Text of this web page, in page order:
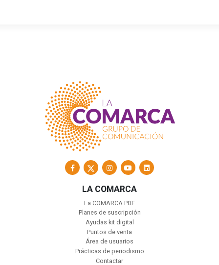
LA COMARCA
La COMARCA PDF
Planes de suscripción
Ayudas kit digital
Puntos de venta
Área de usuarios
Prácticas de periodismo
Contactar